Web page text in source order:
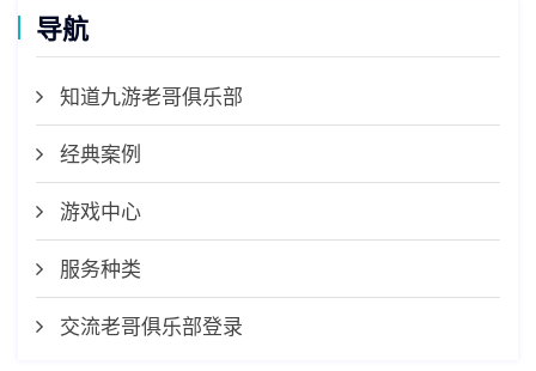
导航
知道九游老哥俱乐部
经典案例
游戏中心
服务种类
交流老哥俱乐部登录